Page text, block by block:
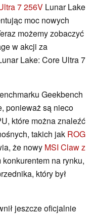
7 256V Lunar Lake
moc nowych
możemy zobaczyć
w akcji za
Lake: Core Ultra 7
Geekbench
ponieważ są nieco
które można znaleźć
takich jak ROG
że nowy MSI Claw z
konkurentem na rynku,
który był
jeszcze oficjalnie